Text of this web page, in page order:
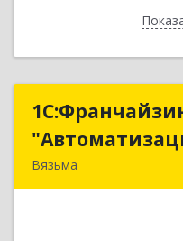
Вязьма